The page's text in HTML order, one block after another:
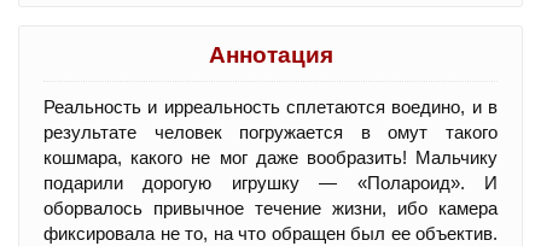
Аннотация
Реальность и ирреальность сплетаются воедино, и в
результате человек погружается в омут такого
кошмара, какого не мог даже вообразить! Мальчику
подарили дорогую игрушку — «Полароид». И
оборвалось привычное течение жизни, ибо камера
фиксировала не то, на что обращен был ее объектив.